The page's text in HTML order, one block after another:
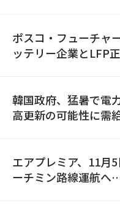
ポスコ・フューチャ
ッテリー企業とLFP
韓国政府、猛暑で電
高更新の可能性に需
エアプレミア、11月
ーチミン路線運航へ